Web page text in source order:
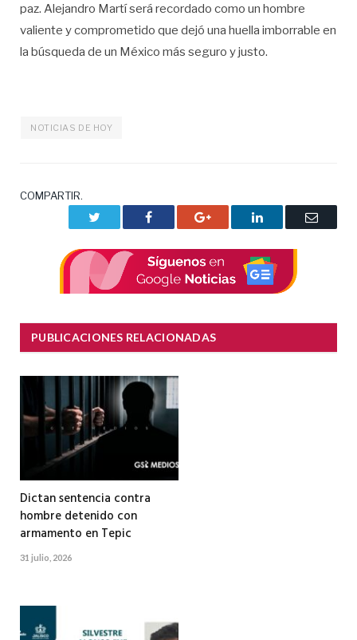
paz. Alejandro Martí será recordado como un hombre
valiente y comprometido que dejó una huella imborrable en
la búsqueda de un México más seguro y justo.
NOTICIAS DE HOY
COMPARTIR.
Facebook Google+ LinkedIn
Correo
PUBLICACIONES RELACIONADAS
Dictan sentencia contra
hombre detenido con
armamento en Tepic
31 julio, 2026